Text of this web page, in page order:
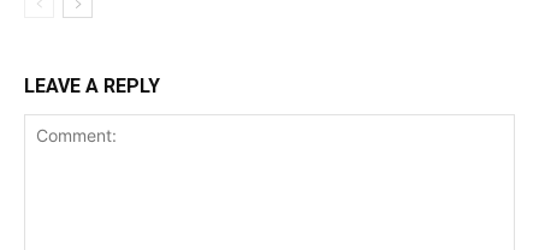
LEAVE A REPLY